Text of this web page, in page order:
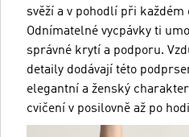
svěží a v pohodlí při každém
Odnímatelné vycpávky ti
správné krytí a podporu.
detaily dodávají této
elegantní a ženský
cvičení v posilovně až po